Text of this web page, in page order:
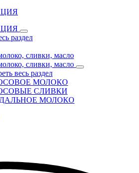
раздел
сливки, масло
сливки, масло
весь раздел
МОЛОКО
СЛИВКИ
МОЛОКО